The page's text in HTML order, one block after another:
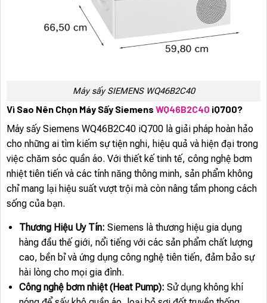
Máy sấy SIEMENS WQ46B2C40
Vì Sao Nên Chọn Máy Sấy Siemens WQ46B2C40 iQ700?
Máy sấy Siemens WQ46B2C40 iQ700 là giải pháp hoàn hảo
cho những ai tìm kiếm sự tiện nghi, hiệu quả và hiện đại trong
việc chăm sóc quần áo. Với thiết kế tinh tế, công nghệ bơm
nhiệt tiên tiến và các tính năng thông minh, sản phẩm không
chỉ mang lại hiệu suất vượt trội mà còn nâng tầm phong cách
sống của bạn.
Thương Hiệu Uy Tín: Siemens là thương hiệu gia dụng
hàng đầu thế giới, nổi tiếng với các sản phẩm chất lượng
cao, bền bỉ và ứng dụng công nghệ tiên tiến, đảm bảo sự
hài lòng cho mọi gia đình.
Công nghệ bơm nhiệt (Heat Pump): Sử dụng không khí